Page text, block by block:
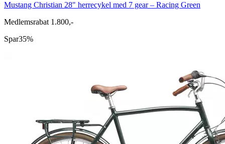
Mustang Christian 28" herrecykel med 7 gear – Racing Green
Medlemsrabat 1.800,-
Spar35%